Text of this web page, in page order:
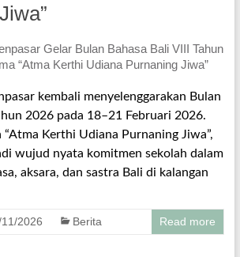
kembali menyelenggarakan Bulan
2026 pada 18–21 Februari 2026.
Kerthi Udiana Purnaning Jiwa”,
wujud nyata komitmen sekolah dalam
aksara, dan sastra Bali di kalangan
2026 Berita Read more